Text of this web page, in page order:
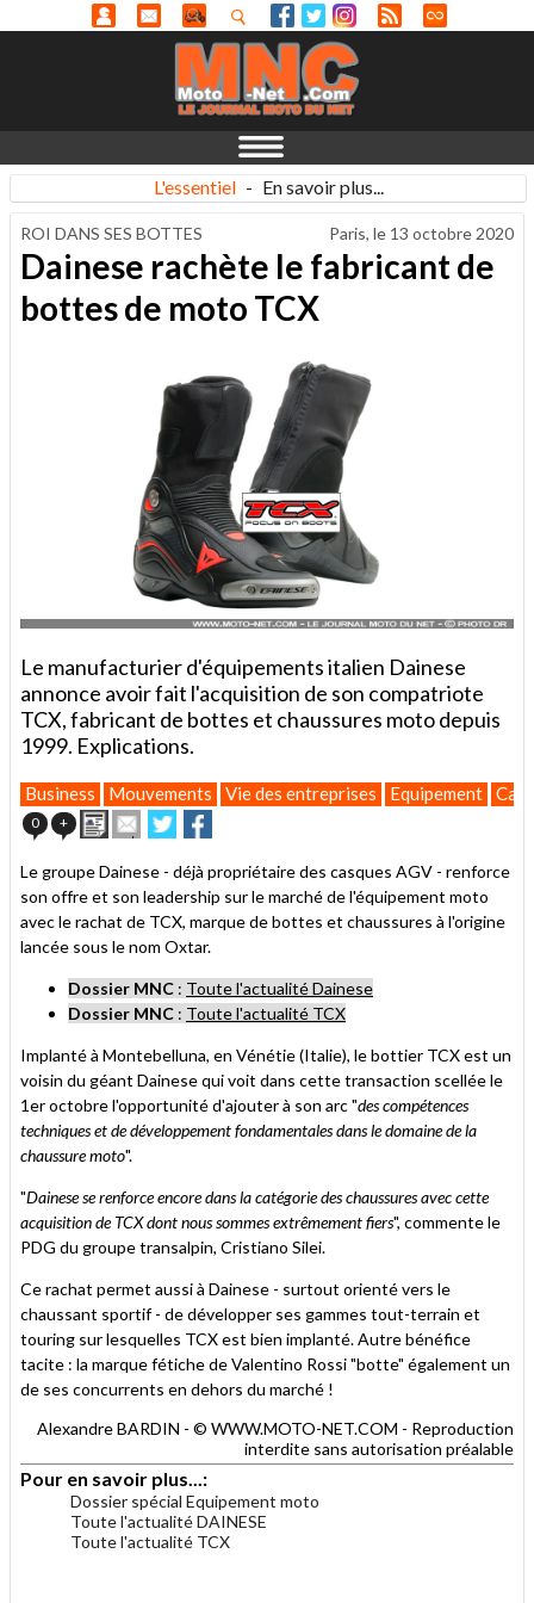
L'essentiel - En savoir plus...
ROI DANS SES BOTTES Paris, le 13 octobre 2020
Dainese rachète le fabricant de
bottes de moto TCX
Le manufacturier d'équipements italien Dainese
annonce avoir fait l'acquisition de son compatriote
TCX, fabricant de bottes et chaussures moto depuis
1999. Explications.
Business Mouvements Vie des entreprises Equipement
0 + ImprimerEnvoyer
cet
à
un
ami
Partager
sur
sur
Le groupe Dainese - déjà propriétaire des casques AGV - renforce
son offre et son leadership sur le marché de l'équipement moto
avec le rachat de TCX, marque de bottes et chaussures à l'origine
lancée sous le nom Oxtar.
Dossier MNC : Toute l'actualité Dainese
Dossier MNC : Toute l'actualité TCX
Implanté à Montebelluna, en Vénétie (Italie), le bottier TCX est un
voisin du géant Dainese qui voit dans cette transaction scellée le
1er octobre l'opportunité d'ajouter à son arc "des compétences
techniques et de développement fondamentales dans le domaine de la
chaussure moto".
"Dainese se renforce encore dans la catégorie des chaussures avec cette
acquisition de TCX dont nous sommes extrêmement fiers", commente le
PDG du groupe transalpin, Cristiano Silei.
Ce rachat permet aussi à Dainese - surtout orienté vers le
chaussant sportif - de développer ses gammes tout-terrain et
touring sur lesquelles TCX est bien implanté. Autre bénéfice
tacite : la marque fétiche de Valentino Rossi "botte" également un
de ses concurrents en dehors du marché !
Alexandre BARDIN - © WWW.MOTO-NET.COM - Reproduction
interdite sans autorisation préalable
Pour en savoir plus...:
Dossier spécial Equipement moto
Toute l'actualité DAINESE
Toute l'actualité TCX